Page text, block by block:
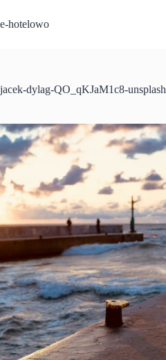
do
treści
e-hotelowo
jacek-dylag-QO_qKJaM1c8-unsplash